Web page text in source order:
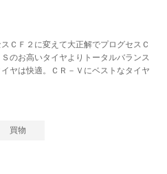
ＣＦ２に変えて大正解でプログセスＣ
のお高いタイヤよりトータルバランス
ヤは快適。ＣＲ－Ｖにベストなタイヤ
買物